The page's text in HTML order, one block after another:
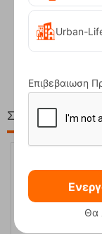
Compact
Στη ίδια Τιμή!
20%
Urban-
Επιβεβαιωση
Θα